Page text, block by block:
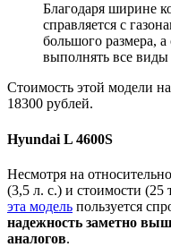
Благодаря ширине
справляется с
большого размера, а
выполнять все виды
Стоимость этой модели на
18300 рублей.
Hyundai L 4600S
Несмотря на
(3,5 л. с.) и стоимости (25
эта модель пользуется
надежность заметно
аналогов.